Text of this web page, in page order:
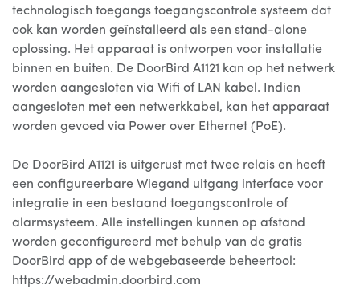
technologisch toegangs toegangscontrole systeem dat
ook kan worden geïnstalleerd als een stand-alone
oplossing. Het apparaat is ontworpen voor installatie
binnen en buiten. De DoorBird A1121 kan op het netwerk
worden aangesloten via Wifi of LAN kabel. Indien
aangesloten met een netwerkkabel, kan het apparaat
worden gevoed via Power over Ethernet (PoE).
De DoorBird A1121 is uitgerust met twee relais en heeft
een configureerbare Wiegand uitgang interface voor
integratie in een bestaand toegangscontrole of
alarmsysteem. Alle instellingen kunnen op afstand
worden geconfigureerd met behulp van de gratis
DoorBird app of de webgebaseerde beheertool:
https://webadmin.doorbird.com